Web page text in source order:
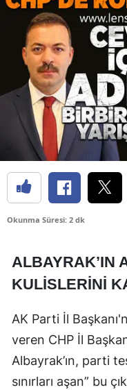
Okunma Süresi: 2 dk
ALBAYRAK’IN
KULİSLERİNİ
AK Parti İl
veren CHP İl
Albayrak’ın, parti
sınırları aşan” bu